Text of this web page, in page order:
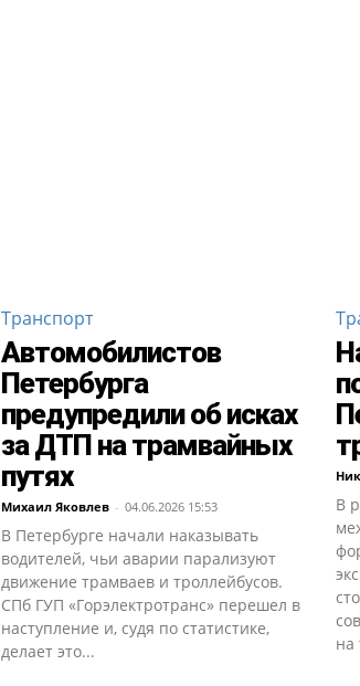
Транспорт
Автомобилистов
Петербурга
предупредили об исках
за ДТП на трамвайных
путях
Михаил Яковлев - 04.06.2026 15:53
В Петербурге начали наказывать
водителей, чьи аварии парализуют
движение трамваев и троллейбусов.
СПб ГУП «Горэлектротранс» перешел в
наступление и, судя по статистике,
делает это...
В
на